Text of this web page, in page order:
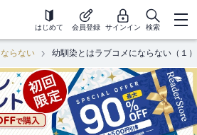
はじめて 会員登録 サインイン 検索
らない 幼馴染とはラブコメにならない（１）